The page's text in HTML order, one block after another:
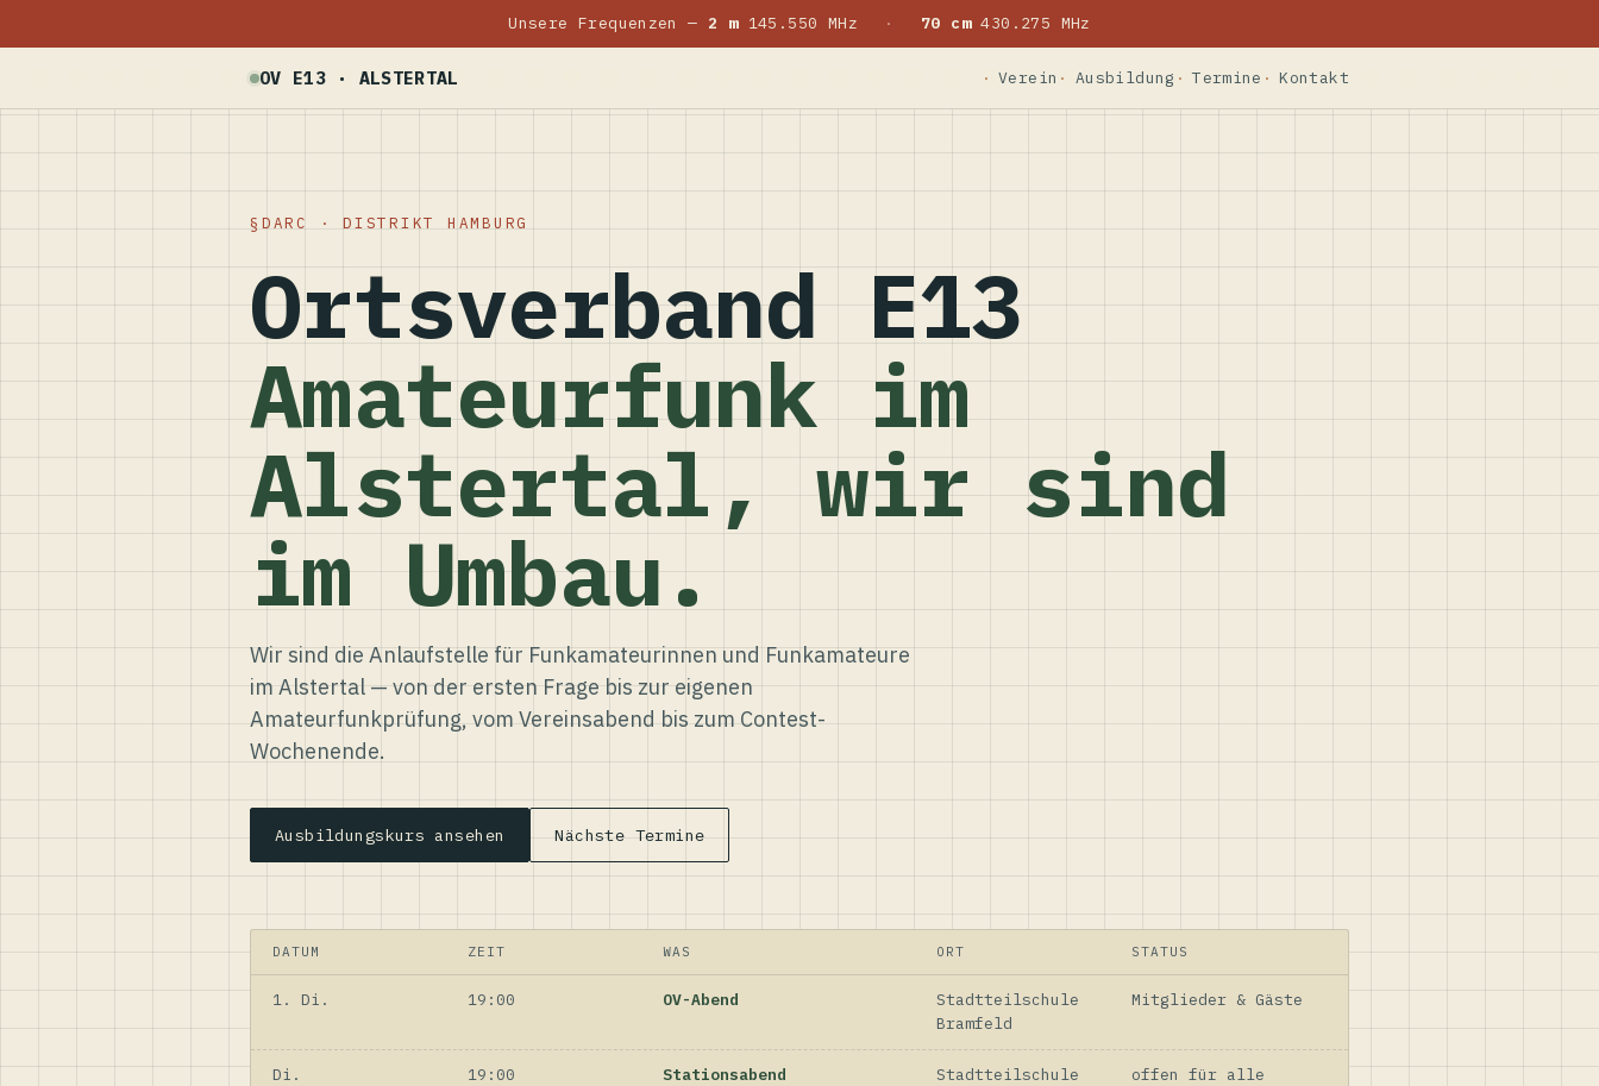
Unsere Frequenzen — 2 m145.550 MHz · 70 cm430.275 MHz
OV E13 · ALSTERTAL Verein Ausbildung Termine Kontakt
DARC · DISTRIKT HAMBURG
Ortsverband E13
Amateurfunk im
Alstertal, wir sind
im Umbau.
Wir sind die Anlaufstelle für Funkamateurinnen und Funkamateure
im Alstertal — von der ersten Frage bis zur eigenen
Amateurfunkprüfung, vom Vereinsabend bis zum Contest-
Wochenende.
Ausbildungskurs ansehen Nächste Termine
DATUM ZEIT WAS ORT STATUS
1. Di. 19:00 OV-Abend
Stadtteilschule
Bramfeld
Mitglieder & Gäste
Di. 19:00 Stationsabend
Stadtteilschule
offen für alle